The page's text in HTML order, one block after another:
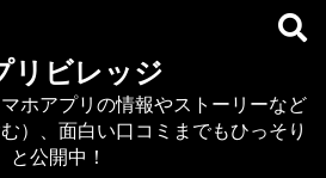
リビレッジ
ホアプリの情報やストーリーなど
）、面白い口コミまでもひっそり
と公開中！